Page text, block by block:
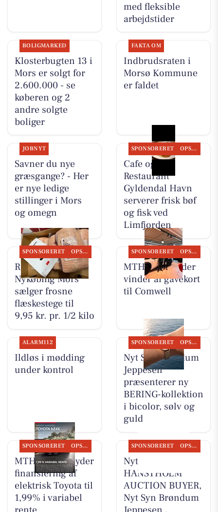
med fleksible
arbejdstider
BOLIGMARKED
Klosterbugten 13 i
Mors er solgt for
2.600.000 - se
køberen og 2
andre solgte
boliger
FAKTA OM
Indbrudsraten i
Morsø Kommune
er faldet
JOBNYT
Savner du nye
græsgange? - Her
er nye ledige
stillinger i Mors
og omegn
SPONSORERET OPSLAGSTAVLEN
Cafe og
Restaurant
Gyldendal Havn
serverer frisk bøf
og fisk ved
Limfjorden
SPONSORERET OPSLAGSTAVLEN
REMA 1000
Nykøbing Mors
sælger frosne
flæskestege til
9,95 kr. pr. 1/2 kilo
SPONSORERET OPSLAGSTAVLEN
MTH Biler finder
vinder af gavekort
til Comwell
ALARM112
Ildløs i mødding
under kontrol
SPONSORERET OPSLAGSTAVLEN
Nyt Syn Brøndum
Jeppesen
præsenterer ny
BERING-kollektion
i bicolor, sølv og
guld
SPONSORERET OPSLAGSTAVLEN
MTH Biler tilbyder
finansiering af
elektrisk Toyota til
1,99% i variabel
SPONSORERET OPSLAGSTAVLEN
Nyt fra
HANSTHOLM
AUCTION BUYER,
Nyt Syn Brøndum